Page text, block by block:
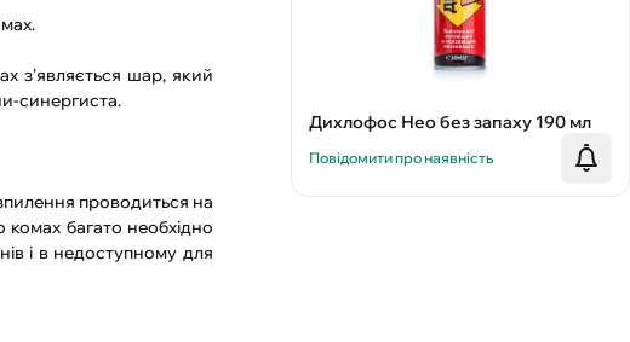
з'являється шар, який
синергиста.
проводиться на
багато необхідно
і в недоступному для
Дихлофос Нео без запаху 190 мл
Повідомити про наявність